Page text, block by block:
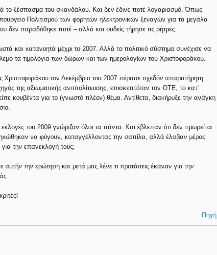
το ξέσπασμα του σκανδάλου. Και δεν έδινε ποτέ λογαριασμό. Όπως
Πολιτισμού των φορητών ηλεκτρονικών ξεναγών για τα μεγάλα
δεν παραδόθηκε ποτέ – αλλά και ουδείς τήρησε τις ρήτρες.
και κατανοητά μέχρι το 2007. Αλλά το πολιτικό σύστημα συνέχισε να
τα τιμολόγια των δώρων και των ημερολογίων του Χριστοφοράκου.
Χριστοφοράκου τον Δεκέμβριο του 2007 πέρασε σχεδόν απαρατήρητη.
της αξιωματικής αντιπολίτευσης, επισκεπτόταν τον ΟΤΕ, το κατ’
κουβέντα για το (γνωστό πλέον) θέμα. Αντίθετα, διακήρυξε την ανάγκη
του 2009 γνώριζαν όλοι τα πάντα. Και έβλεπαν ότι δεν τιμωρείται
να φύγουν, καταγγέλλοντας την σαπίλα, αλλά έλαβαν μέρος
την επανεκλογή τους;
την ερώτηση και μετά μας λένε τι προτάσεις έκαναν για την
Πηγή